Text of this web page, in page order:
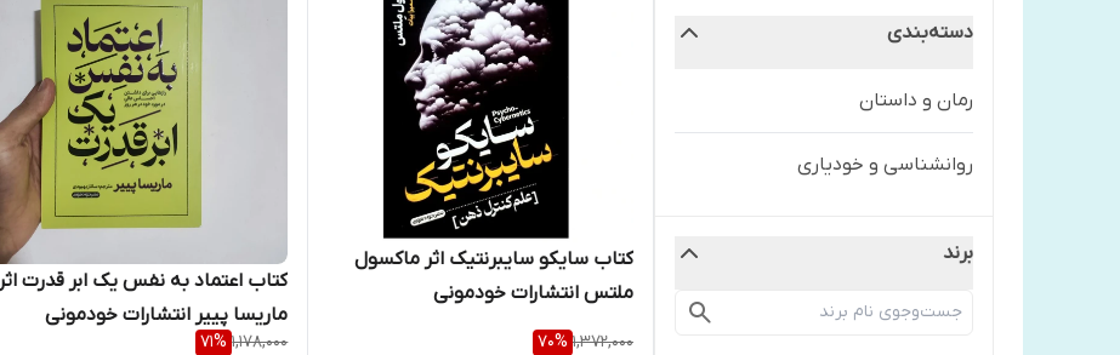
دسته‌بندی
رمان و داستان
روانشناسی و خودیاری
برند
کتاب سایکو سایبرنتیک اثر ماکسول
ملتس انتشارات خودمونی
1,372,000
70%
کتاب اعتماد به نفس یک ابر قدرت اثر
ماریسا پییر انتشارات خودمونی
1,178,000
71%